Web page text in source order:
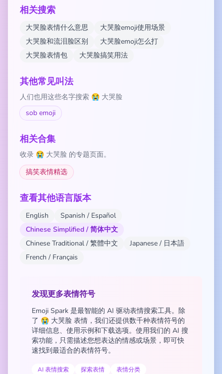
相关搜索
大哭脸表情什么意思
大哭脸emoji使用场景
大哭脸和流泪脸区别
大哭脸emoji怎么打
大哭脸表情包
大哭脸搞笑用法
其他常见叫法
人们也用这些名字搜索 😭 大哭脸
sob emoji
相关合集
收录 😭 大哭脸 的专题页面。
搞笑表情精选
查看其他语言版本
English
Spanish / Español
Chinese Simplified / 简体中文
Chinese Traditional / 繁體中文
Japanese / 日本語
French / Français
发现更多表情符号
Emoji Spark 是最智能的 AI 驱动表情搜索工具。除
了 😭 大哭脸 表情，我们还提供数千种表情符号的
详细信息、使用示例和下载选项。使用我们的 AI 搜
索功能，只需描述您想表达的情感或场景，即可快
速找到最适合的表情符号。
AI 表情搜索 探索表情 表情分类